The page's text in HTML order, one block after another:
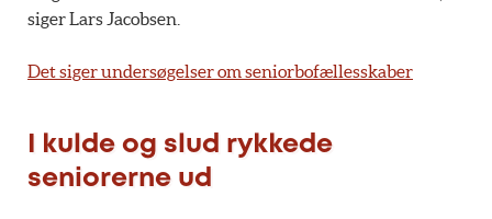
siger Lars Jacobsen.
Det siger undersøgelser om seniorbofællesskaber
I kulde og slud rykkede
seniorerne ud